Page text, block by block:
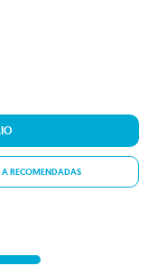
RECOMENDADAS